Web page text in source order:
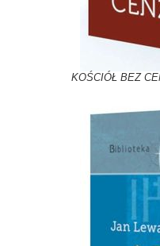
KOŚCIÓŁ BEZ